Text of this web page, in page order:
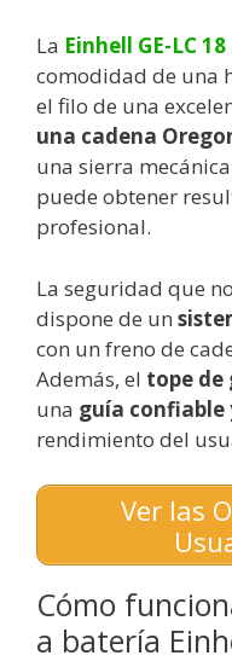
La Einhell GE-LC
comodidad de una
el filo de una
una cadena
una sierra
puede obtener
profesional.
La seguridad que
dispone de un
con un freno de
Además, el tope de
una guía confiable
rendimiento del
Ver las
Cómo
a batería